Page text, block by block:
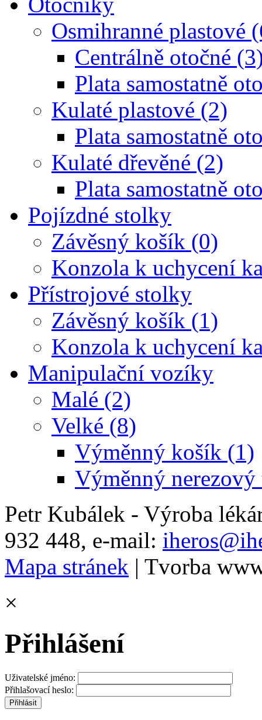
Osmihranné plastové
Centrálně otočné
Plata samostatně
Kulaté plastové (2)
Plata samostatně
Kulaté dřevěné (2)
Plata samostatně
Pojízdné stolky
Závěsný košík (0)
Konzola k uchycení
Přístrojové stolky
Závěsný košík (1)
Konzola k uchycení
Manipulační vozíky
Malé (2)
Velké (8)
Výměnný košík (1)
Výměnný nerezový
Petr Kubálek - Výroba
932 448, e-mail:
Mapa stránek | Tvorba
×
Přihlášení
Uživatelské jméno:
Přihlašovací heslo: